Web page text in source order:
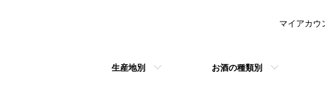
生産地別 お酒の種類別
マイアカウ